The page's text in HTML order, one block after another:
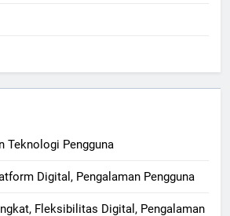
Teknologi Pengguna
Digital, Pengalaman Pengguna
Fleksibilitas Digital, Pengalaman